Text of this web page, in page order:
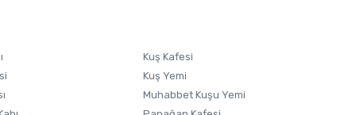
Al ve Yorumla
Kuş Kafesi
Kuş Yemi
Muhabbet Kuşu Yemi